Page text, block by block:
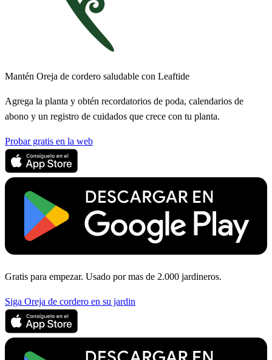
Mantén Oreja de cordero saludable con Leaftide
Agrega la planta y obtén recordatorios de poda, calendarios de
abono y un registro de cuidados que crece con tu planta.
Probar gratis en la web
Gratis para empezar. Usado por mas de 2.000 jardineros.
Siga Oreja de cordero en su jardin